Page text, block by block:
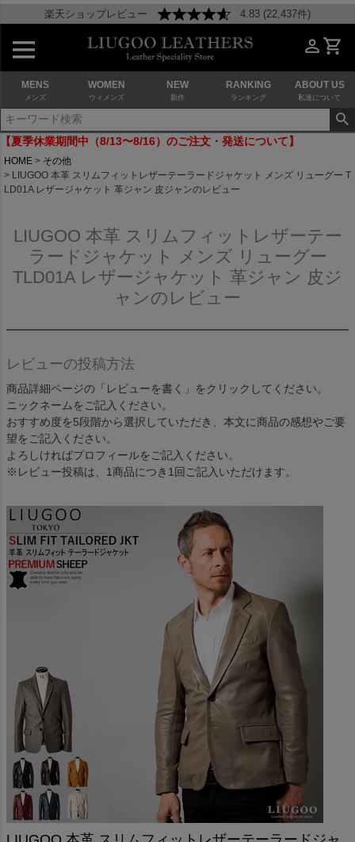
楽天ショップレビュー 4.83 (22,437件)
MENS
メンズ
WOMEN
ウィメンズ
NEW
新作
RANKING
ランキング
ABOUT US
私達について
【夏季休業期間中（8/13〜8/16）のご注文・発送について】
HOME
その他
LIUGOO 本革 スリムフィットレザーテーラードジャケット メンズ リューグー T
LD01A レザージャケット 革ジャン 皮ジャンのレビュー
LIUGOO 本革 スリムフィットレザーテー
ラードジャケット メンズ リューグー
TLD01A レザージャケット 革ジャン 皮ジ
ャンのレビュー
レビューの投稿方法
商品詳細ページの「レビューを書く」をクリックしてください。
ニックネームをご記入ください。
おすすめ度を5段階から選択していただき、本文に商品の感想やご要
望をご記入ください。
よろしければプロフィールをご記入ください。
※レビュー投稿は、1商品につき1回ご記入いただけます。